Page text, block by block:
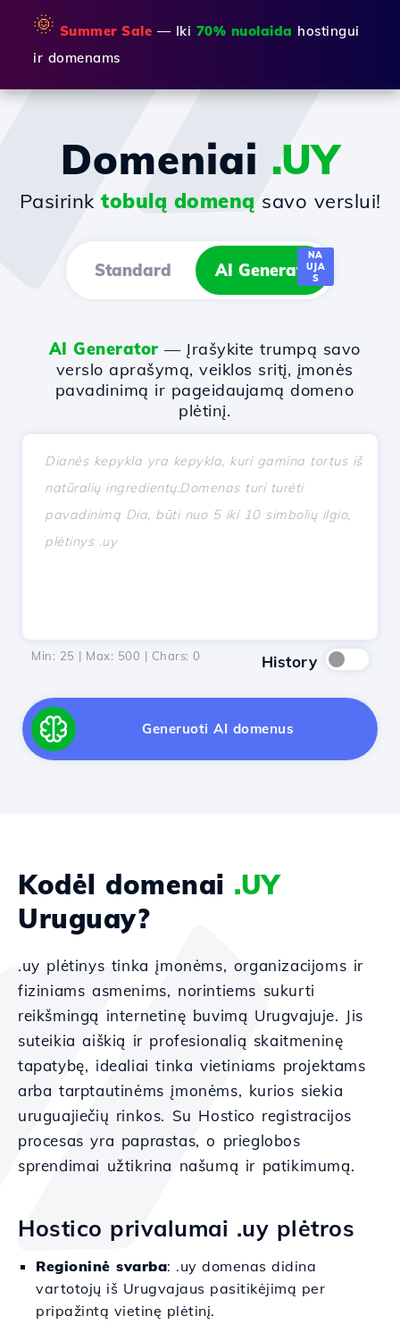
🌞 Summer Sale — Iki 70% nuolaida hostingui
ir domenams
Domeniai .UY
Pasirink tobulą domeną savo verslui!
Standard AI Generator
NA
UJA
S
AI Generator — Įrašykite trumpą savo
verslo aprašymą, veiklos sritį, įmonės
pavadinimą ir pageidaujamą domeno
plėtinį.
Min: 25 | Max: 500 | Chars: 0 History
Generuoti AI domenus
Kodėl domenai .UY
Uruguay?
.uy plėtinys tinka įmonėms, organizacijoms ir
fiziniams asmenims, norintiems sukurti
reikšmingą internetinę buvimą Urugvajuje. Jis
suteikia aiškią ir profesionalią skaitmeninę
tapatybę, idealiai tinka vietiniams projektams
arba tarptautinėms įmonėms, kurios siekia
uruguajiečių rinkos. Su Hostico registracijos
procesas yra paprastas, o prieglobos
sprendimai užtikrina našumą ir patikimumą.
Hostico privalumai .uy plėtros
Regioninė svarba: .uy domenas didina
vartotojų iš Urugvajaus pasitikėjimą per
pripažintą vietinę plėtinį.